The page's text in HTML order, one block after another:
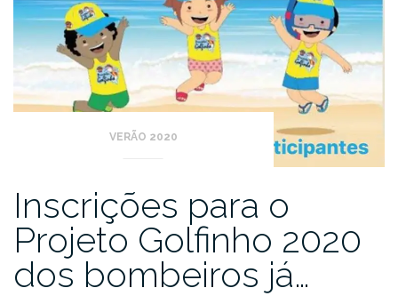
VERÃO 2020
Inscrições para o
Projeto Golfinho 2020
dos bombeiros já…